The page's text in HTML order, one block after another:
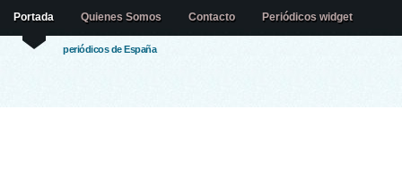
periódicos de España
Portada Quienes Somos Contacto Periódicos widget